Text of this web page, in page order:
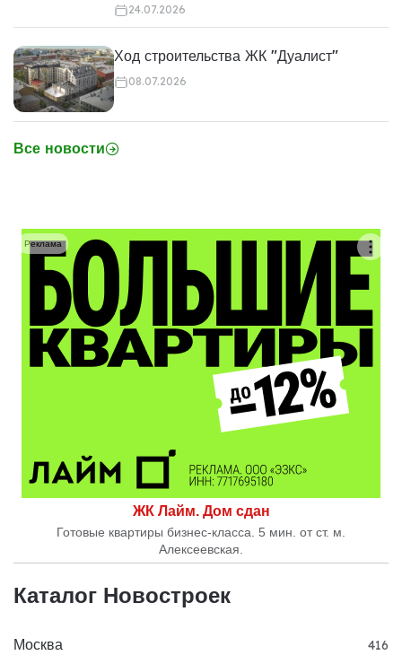
24.07.2026
Ход строительства ЖК "Дуалист"
08.07.2026
Все новости
ЖК Лайм. Дом сдан
Готовые квартиры бизнес-класса. 5 мин. от ст. м.
Алексеевская.
Реклама
Каталог Новостроек
Москва 416